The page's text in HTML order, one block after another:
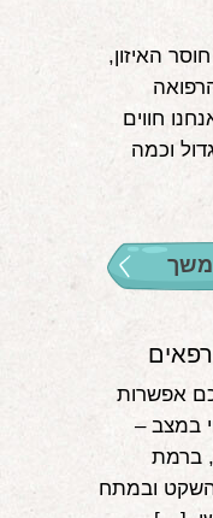
האיזון,
חווים
וכמה
אפשרות
במצב –
ברמת
השקט ובמתח